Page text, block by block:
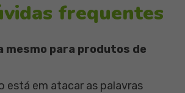
frequentes
mesmo para produtos de
está em atacar as palavras